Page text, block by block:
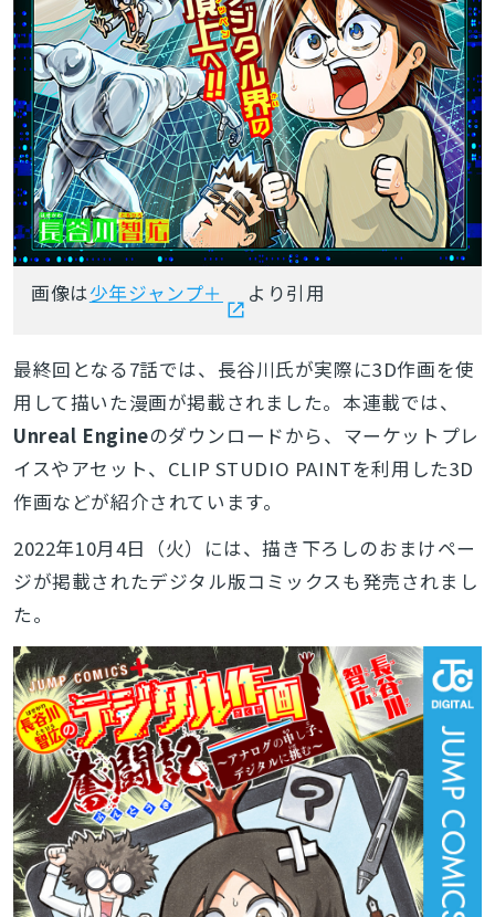
画像は少年ジャンプ＋ より引用
最終回となる7話では、長谷川氏が実際に3D作画を使
用して描いた漫画が掲載されました。本連載では、
Unreal Engineのダウンロードから、マーケットプレ
イスやアセット、CLIP STUDIO PAINTを利用した3D
作画などが紹介されています。
2022年10月4日（火）には、描き下ろしのおまけペー
ジが掲載されたデジタル版コミックスも発売されまし
た。